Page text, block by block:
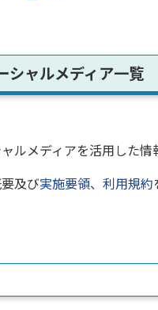
シャルメディア一覧
ルメディアを活用した情
及び実施要領、利用規約